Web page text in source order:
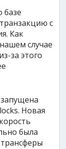
базе
с
Как
случае
за этого
Новая
была